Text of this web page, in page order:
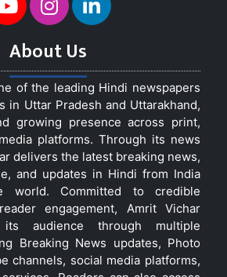
About Us
of the leading Hindi newspapers
in Uttar Pradesh and Uttarakhand,
growing presence across print,
platforms. Through its news
delivers the latest breaking news,
and updates in Hindi from India
world. Committed to credible
engagement, Amrit Vichar
audience through multiple
Breaking News updates, Photo
channels, social media platforms,